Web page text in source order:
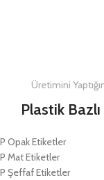
Üretimini
Plastik
Opak Etiketler
Mat Etiketler
Şeffaf Etiketler